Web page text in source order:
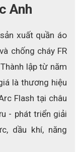
Anh
xuất quần áo
chống cháy FR
lập từ năm
là thương hiệu
Flash tại châu
- phát triển giải
dầu khí, năng